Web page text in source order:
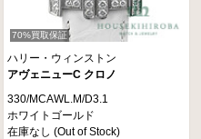
70%買取保証
ハリー・ウィンストン
アヴェニューC クロノ
330/MCAWL.M/D3.1
ホワイトゴールド
在庫なし (Out of Stock)